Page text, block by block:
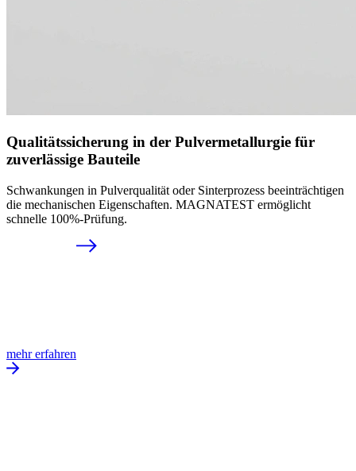
Qualitätssicherung in der Pulvermetallurgie für
zuverlässige Bauteile
Schwankungen in Pulverqualität oder Sinterprozess beeinträchtigen
die mechanischen Eigenschaften. MAGNATEST ermöglicht
schnelle 100%-Prüfung.
mehr erfahren